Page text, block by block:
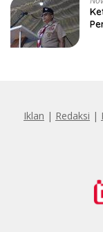
Iklan | Redaksi |